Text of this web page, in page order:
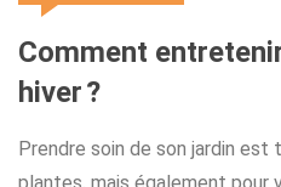
Comment
hiver ?
Prendre soin de son jardin est